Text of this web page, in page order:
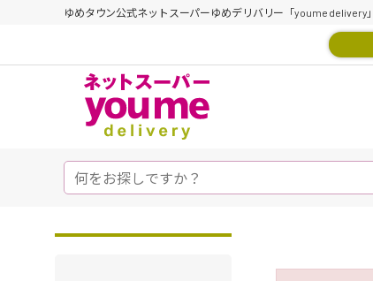
ゆめタウン公式ネットスーパーゆめデリバリー「youme delivery」